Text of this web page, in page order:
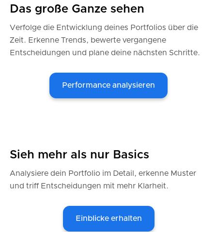
Das große Ganze sehen
Verfolge die Entwicklung deines Portfolios über die
Zeit. Erkenne Trends, bewerte vergangene
Entscheidungen und plane deine nächsten Schritte.
Performance analysieren
Sieh mehr als nur Basics
Analysiere dein Portfolio im Detail, erkenne Muster
und triff Entscheidungen mit mehr Klarheit.
Einblicke erhalten